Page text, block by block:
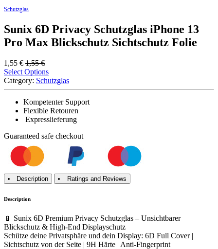
Schutzglas
Sunix 6D Privacy Schutzglas iPhone 13
Pro Max Blickschutz Sichtschutz Folie
1,55 € 1,55€
Select Options
Category: Schutzglas
Kompetenter Support
Flexible Retouren
Expresslieferung
Guaranteed safe checkout
Description Ratings and Reviews
Description
📱 Sunix 6D Premium Privacy Schutzglas – Unsichtbarer
Blickschutz & High-End Displayschutz
Schütze deine Privatsphäre und dein Display: 6D Full Cover |
Sichtschutz von der Seite | 9H Härte | Anti-Fingerprint